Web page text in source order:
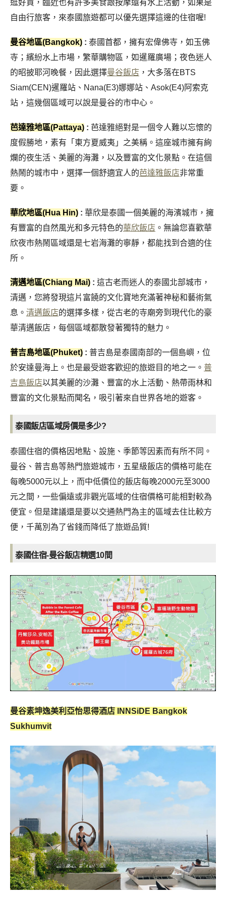
逛好買，臨近也有許多美食跟按摩還有水上活動，如果是
自由行旅客，來泰國旅遊都可以優先選擇這邊的住宿喔!
曼谷地區(Bangkok) : 泰國首都，擁有宏偉佛寺，如玉佛
寺；繽紛水上市場，繁華購物區，如暹羅廣場；夜色迷人
的昭披耶河晚餐，因此選擇曼谷飯店 ，大多落在BTS
Siam(CEN)暹羅站、Nana(E3)娜娜站、Asok(E4)阿索克
站，這幾個區域可以說是曼谷的市中心。
芭達雅地區(Pattaya) : 芭達雅絕對是一個令人難以忘懷的
度假勝地，素有「東方夏威夷」之美稱。這座城市擁有絢
爛的夜生活、美麗的海灘，以及豐富的文化景點。在這個
熱鬧的城市中，選擇一個舒適宜人的芭達雅飯店非常重
要。
華欣地區(Hua Hin) : 華欣是泰國一個美麗的海濱城市，擁
有豐富的自然風光和多元特色的華欣飯店 。無論您喜歡華
欣夜市熱鬧區域還是七岩海灘的寧靜，都能找到合適的住
所。
清邁地區(Chiang Mai) : 這古老而迷人的泰國北部城市，
清邁，您將發現這片富饒的文化寶地充滿著神秘和藝術氣
息。 清邁飯店的選擇多樣，從古老的寺廟旁到現代化的豪
華清邁飯店，每個區域都散發著獨特的魅力。
普吉島地區(Phuket) : 普吉島是泰國南部的一個島嶼，位
於安達曼海上。也是最受遊客歡迎的旅遊目的地之一。 普
吉島飯店以其美麗的沙灘、豐富的水上活動、熱帶雨林和
豐富的文化景點而聞名，吸引著來自世界各地的遊客。
泰國飯店區域房價是多少?
泰國住宿的價格因地點、設施、季節等因素而有所不同。
曼谷、普吉島等熱門旅遊城市，五星級飯店的價格可能在
每晚5000元以上，而中低價位的飯店每晚2000元至3000
元之間，一些偏遠或非觀光區域的住宿價格可能相對較為
便宜。但是建議還是要以交通熱門為主的區域去住比較方
便，千萬別為了省錢而降低了旅遊品質!
泰國住宿-曼谷飯店精選10間
曼谷素坤逸美利亞怡思得酒店 INNSiDE Bangkok
Sukhumvit